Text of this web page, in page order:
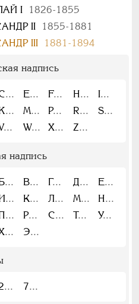
I
1826-1855
II
1855-1881
III
1881-1894
надпись
E F H
I
M P R
S
W X Z
надпись
В Г Д
Е
К Л М
Н
Р С Т
У
Э
7